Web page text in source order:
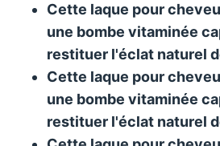
Cette laque pour
une bombe vitaminée
restituer l'éclat naturel
Cette laque pour
une bombe vitaminée
restituer l'éclat naturel